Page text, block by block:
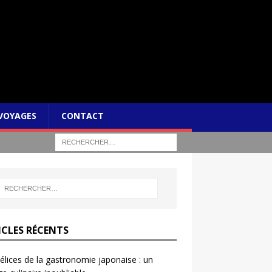
CONTACT
RÉCENTS
de la gastronomie japonaise : un